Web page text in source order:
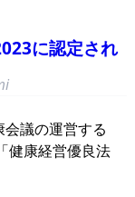
に認定され
議の運営する
健康経営優良法